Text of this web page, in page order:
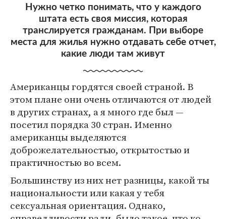
Нужно четко понимать, что у каждого
штата есть своя миссия, которая
транслируется гражданам. При выборе
места для жилья нужно отдавать себе отчет,
какие люди там живут
Американцы гордятся своей страной. В
этом плане они очень отличаются от людей
в других странах, а я много где был —
посетил порядка 30 стран. Именно
американцы выделяются
доброжелательностью, открытостью и
практичностью во всем.
Большинству из них нет разницы, какой ты
национальности или какая у тебя
сексуальная ориентация. Однако,